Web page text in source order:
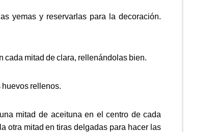
yemas y reservarlas para la decoración.
cada mitad de clara, rellenándolas bien.
huevos rellenos.
mitad de aceituna en el centro de cada
otra mitad en tiras delgadas para hacer las